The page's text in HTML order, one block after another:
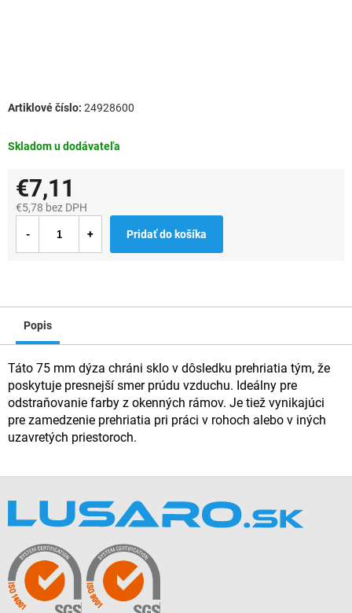
Skladom u dodávateľa
24928600
€7,11
€5,78 bez DPH
cena:
Pridať do košíka
Popis
Táto 75 mm dýza chráni sklo v dôsledku prehriatia tým, že
poskytuje presnejší smer prúdu vzduchu. Ideálny pre
odstraňovanie farby z okenných rámov. Je tiež vynikajúci
pre zamedzenie prehriatia pri práci v rohoch alebo v iných
uzavretých priestoroch.